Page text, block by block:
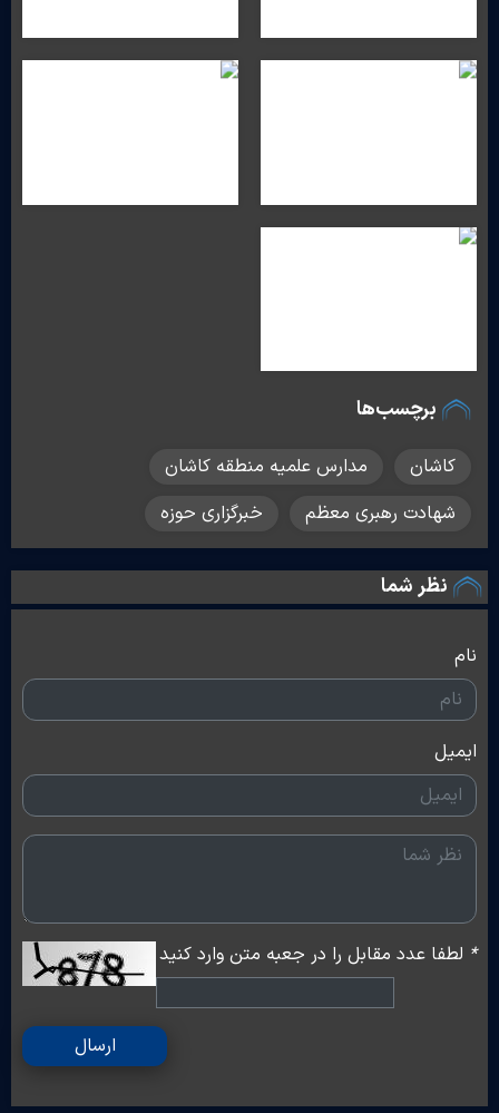
برچسب‌ها
کاشان
مدارس علمیه منطقه کاشان
شهادت رهبری معظم
خبرگزاری حوزه
نظر شما
نام
ایمیل
* لطفا عدد مقابل را در جعبه متن وارد کنید
ارسال